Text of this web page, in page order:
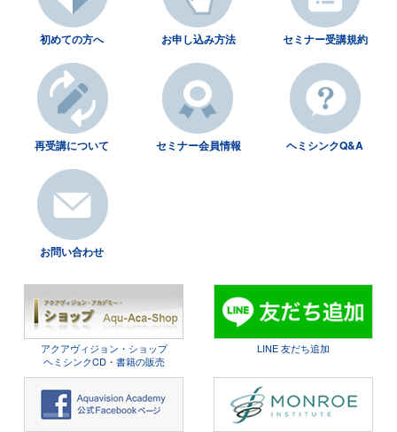
初めての方へ お申し込み方法 セミナー受講規約
再受講について セミナー会員情報 ヘミシンクQ&A
お問い合わせ
アクアヴィジョン・ショップ
ヘミシンクCD・書籍の販売
LINE 友だち追加